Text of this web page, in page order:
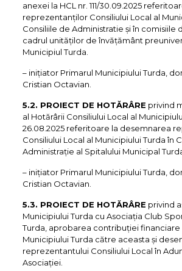
anexei la HCL nr. 111/30.09.2025
reprezentanților Consiliului Local al
Consiliile de Administratie și în comisiile
cadrul unităților de învățământ
Municipiul Turda.
– iniţiator Primarul Municipiului Turda,
Cristian Octavian.
5.2. PROIECT DE HOTĂRÂRE privind
al Hotărârii Consiliului Local al
26.08.2025 referitoare la desemnarea
Consiliului Local al Municipiului Turda în
Administrație al Spitalului Municipal
– iniţiator Primarul Municipiului Turda,
Cristian Octavian.
5.3. PROIECT DE HOTĂRÂRE privind
Municipiului Turda cu Asociația Club
Turda, aprobarea contribuției financiare
Municipiului Turda către aceasta și
reprezentantului Consiliului Local în
Asociației.